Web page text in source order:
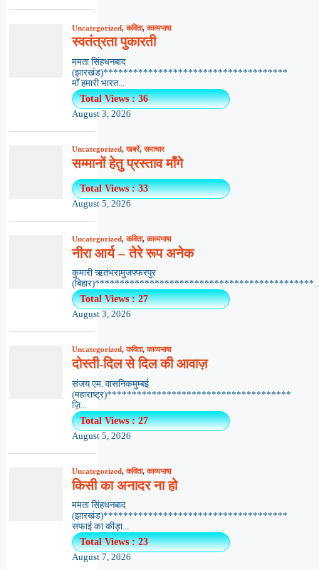
Uncategorized,कविता,काव्यभाषा
स्वतंत्रता पुकारती
ममता सिंहधनबाद
(झारखंड)*************************************
माँ हमारी भारत...
Total Views : 36
August 3, 2026
Uncategorized,खबरें,समाचार
सम्मानों हेतु प्रस्ताव माँगे
Total Views : 33
August 5, 2026
Uncategorized,कविता,काव्यभाषा
नीरा आर्य – तेरे रूप अनेक
कुमारी ऋतंभरामुजफ्फरपुर
Total Views : 27
August 3, 2026
Uncategorized,कविता,काव्यभाषा
दोस्ती-दिल से दिल की आवाज़
संजय एम. वासनिकमुम्बई
(महाराष्ट्र)*************************************
ज़ि...
Total Views : 27
August 5, 2026
Uncategorized,कविता,काव्यभाषा
किसी का अनादर ना हो
ममता सिंहधनबाद
(झारखंड)*************************************
सफाई का कीड़ा...
Total Views : 23
August 7, 2026